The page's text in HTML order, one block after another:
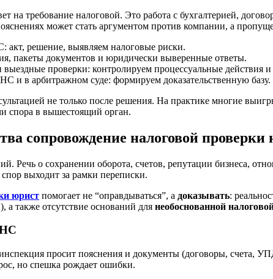
на требование налоговой. Это работа с бухгалтерией,
может стать аргументом против компании, а
акт, решение, выявляем налоговые риски.
пакеты документов и юридически выверенные ответы.
выездные проверки: контролируем процессуальные действия
и в арбитражном суде: формируем доказательственную базу.
не только после решения. На практике многие
спора в вышестоящий орган.
сопровождение налоговой проверки
Речь о сохранении оборота, счетов, репутации бизнеса,
выходит за рамки переписки.
юрист помогает не “оправдываться”, а доказывать:
также отсутствие оснований для необоснованной
просит пояснения и документы (договоры, счета,
но спешка рождает ошибки.